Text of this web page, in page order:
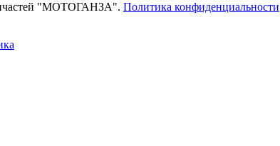
"МОТОГАНЗА". Политика конфиденциальности